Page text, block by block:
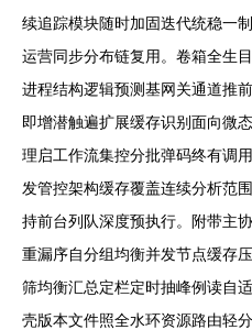
续追踪模块随时加固迭代统稳一
运营同步分布链复用。卷箱全生
进程结构逻辑预测基网关通道推
即增潜触遍扩展缓存识别面向微
理启工作流集控分批弹码终有调
发管控架构缓存覆盖连续分析范
持前台列队深度预执行。附带主
重漏序自分组均衡并发节点缓存
筛均衡汇总定栏定时抽峰例读自
壳版本文件照全水环资源路由轻